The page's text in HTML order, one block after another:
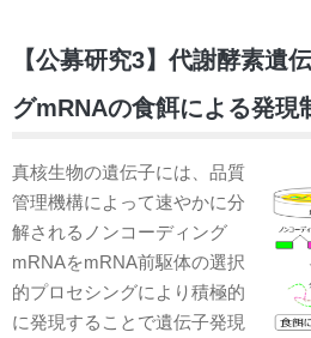
【公募研究3】代謝酵素遺
グmRNAの食餌による発現
真核生物の遺伝子には、品質
管理機構によって速やかに分
解されるノンコーディング
mRNAをmRNA前駆体の選択
的プロセシングにより積極的
に発現することで遺伝子発現